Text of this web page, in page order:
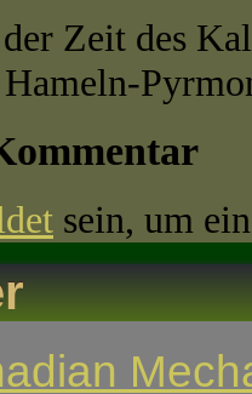
Zeit des
sein, um